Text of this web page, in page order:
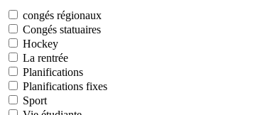
congés régionaux
Congés statuaires
Hockey
La rentrée
Planifications
Planifications fixes
Sport